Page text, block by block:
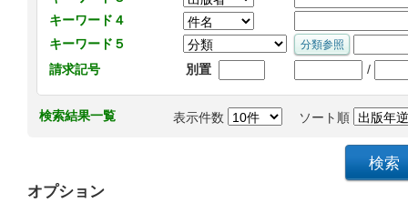
キーワード４
キーワード５
請求記号
別置 /
検索結果一覧 表示件数 ソート順
オプション